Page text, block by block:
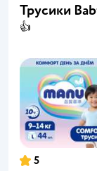
Трусики
👍
5